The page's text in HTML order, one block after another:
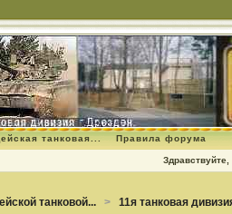
танковая... Правила форума
Здравствуйте,
танковой... > 11я танковая